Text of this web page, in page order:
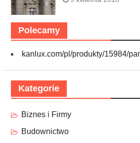
Polecamy
kanlux.com/pl/produkty/15984/
Kategorie
Biznes i Firmy
Budownictwo